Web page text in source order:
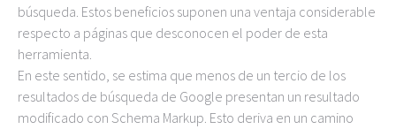
búsqueda. Estos beneficios suponen una ventaja considerable
respecto a páginas que desconocen el poder de esta
herramienta.
En este sentido, se estima que menos de un tercio de los
resultados de búsqueda de Google presentan un resultado
modificado con Schema Markup. Esto deriva en un camino